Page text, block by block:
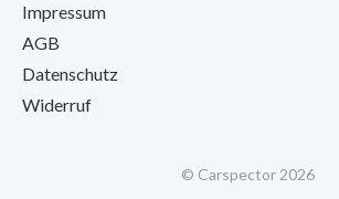
Impressum
AGB
Datenschutz
Widerruf
© Carspector 2026